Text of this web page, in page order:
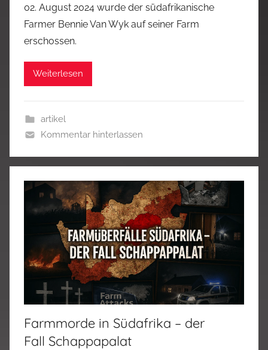
02. August 2024 wurde der südafrikanische
Farmer Bennie Van Wyk auf seiner Farm
erschossen.
Weiterlesen
artikel
Kommentar hinterlassen
Farmmorde in Südafrika – der
Fall Schappapalat